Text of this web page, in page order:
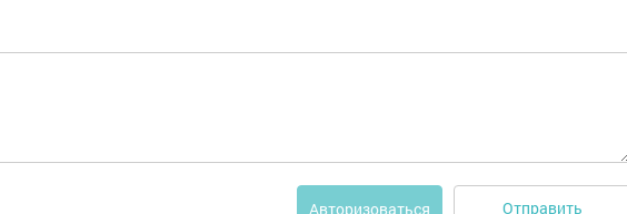
Авторизоваться Отправить